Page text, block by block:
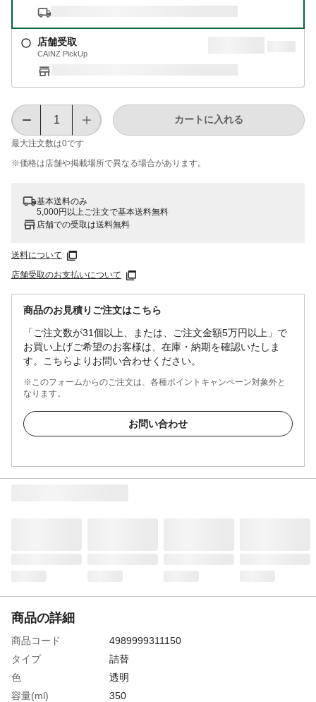
店舗受取
CAINZ PickUp
最大注文数は0です
カートに入れる
※価格は​店舗や​掲載場所で​異なる​場合が​あります。
基本送料のみ
5,000円以上ご注文で基本送料無料
店舗での受取は送料無料
送料について
店舗受取のお支払いについて
商品のお見積りご注文はこちら
「ご注文数が31個以上、または、ご注文金額5万円以上」で
お買い上げご希望のお客様は、在庫・納期を確認いたしま
す。こちらよりお問い合わせください。
※このフォームからのご注文は、各種ポイントキャンペーン対象外と
なります。
お問い合わせ
商品の詳細
商品コード
4989999311150
タイプ
詰替
色
透明
容量(ml)
350